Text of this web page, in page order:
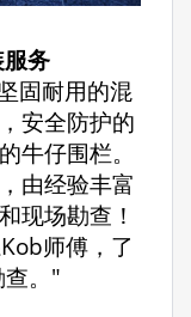
务
固耐用的混
安全防护的
牛仔围栏。
由经验丰富
现场勘查！
师傅，了
查。"